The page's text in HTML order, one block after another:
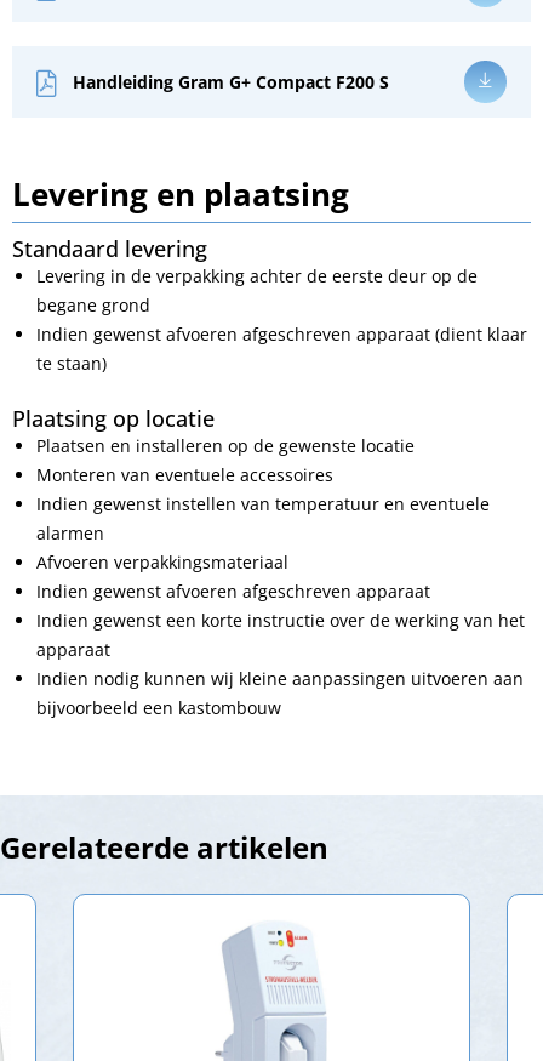
Handleiding Gram G+ Compact F200 S
Levering en plaatsing
Standaard levering
Levering in de verpakking achter de eerste deur op de
begane grond
Indien gewenst afvoeren afgeschreven apparaat (dient klaar
te staan)
Plaatsing op locatie
Plaatsen en installeren op de gewenste locatie
Monteren van eventuele accessoires
Indien gewenst instellen van temperatuur en eventuele
alarmen
Afvoeren verpakkingsmateriaal
Indien gewenst afvoeren afgeschreven apparaat
Indien gewenst een korte instructie over de werking van het
apparaat
Indien nodig kunnen wij kleine aanpassingen uitvoeren aan
bijvoorbeeld een kastombouw
Gerelateerde artikelen